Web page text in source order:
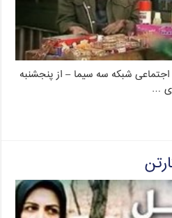
اجتماعی شبکه سه سیما – از پنجشنبه